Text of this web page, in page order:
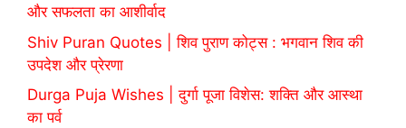
और सफलता का आशीर्वाद
Shiv Puran Quotes | शिव पुराण कोट्स : भगवान शिव की
उपदेश और प्रेरणा
Durga Puja Wishes | दुर्गा पूजा विशेस: शक्ति और आस्था
का पर्व